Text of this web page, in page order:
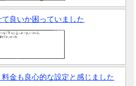
良いか困っていました
金も良心的な設定と感じました